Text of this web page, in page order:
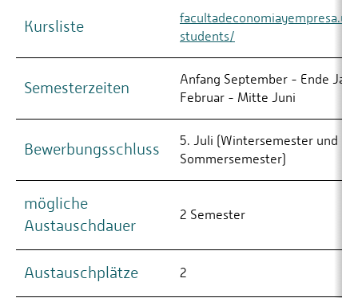
Kursliste
students/
Semesterzeiten
Anfang September - Ende
Februar - Mitte Juni
Bewerbungsschluss
5. Juli (Wintersemester und
Sommersemester)
mögliche
Austauschdauer
2 Semester
Austauschplätze 2